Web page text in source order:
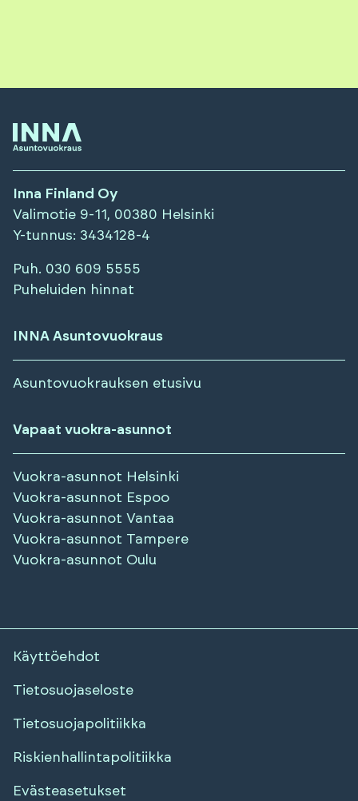
Inna Finland Oy
Valimotie 9-11, 00380 Helsinki
Y-tunnus: 3434128-4
Puh. 030 609 5555
Puheluiden hinnat
INNA Asuntovuokraus
Asuntovuokrauksen etusivu
Vapaat vuokra-asunnot
Vuokra-asunnot Helsinki
Vuokra-asunnot Espoo
Vuokra-asunnot Vantaa
Vuokra-asunnot Tampere
Vuokra-asunnot Oulu
Käyttöehdot
Tietosuojaseloste
Tietosuojapolitiikka
Riskienhallintapolitiikka
Evästeasetukset